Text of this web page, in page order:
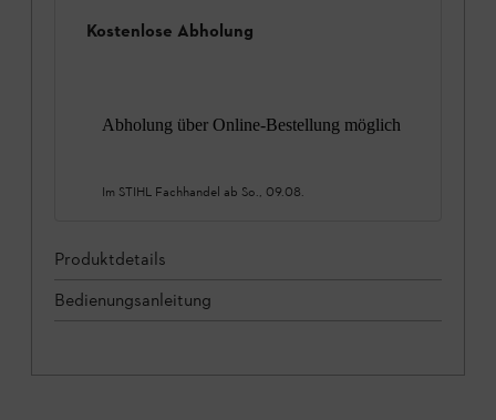
Kostenlose Abholung
Abholung über Online-Bestellung möglich
Im STIHL Fachhandel ab So., 09.08.
Produktdetails
Bedienungsanleitung